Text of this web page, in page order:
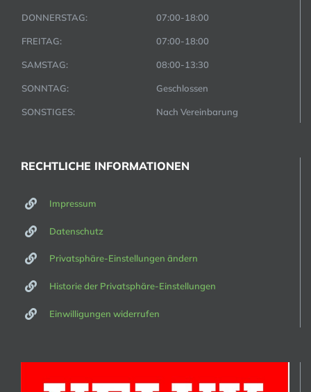
DONNERSTAG: 07:00-18:00
FREITAG: 07:00-18:00
SAMSTAG: 08:00-13:30
SONNTAG: Geschlossen
SONSTIGES: Nach Vereinbarung
RECHTLICHE INFORMATIONEN
Impressum
Datenschutz
Privatsphäre-Einstellungen ändern
Historie der Privatsphäre-Einstellungen
Einwilligungen widerrufen